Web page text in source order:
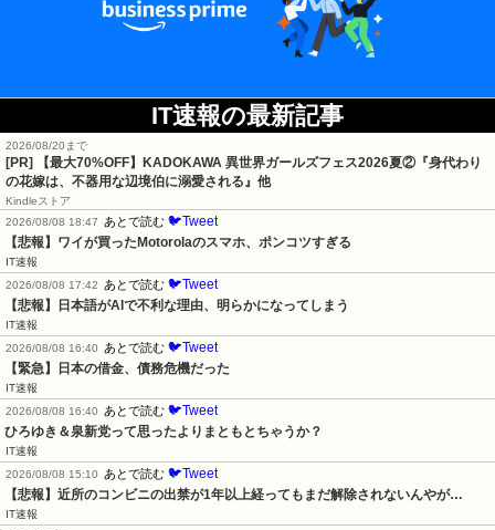
IT速報の最新記事
2026/08/20まで
[PR] 【最大70%OFF】KADOKAWA 異世界ガールズフェス2026夏②『身代わり
の花嫁は、不器用な辺境伯に溺愛される』他
Kindleストア
2026/08/08 18:47
あとで読む 🐦Tweet
【悲報】ワイが買ったMotorolaのスマホ、ポンコツすぎる
IT速報
2026/08/08 17:42
あとで読む 🐦Tweet
【悲報】日本語がAIで不利な理由、明らかになってしまう
IT速報
2026/08/08 16:40
あとで読む 🐦Tweet
【緊急】日本の借金、債務危機だった
IT速報
2026/08/08 16:40
あとで読む 🐦Tweet
ひろゆき＆泉新党って思ったよりまともとちゃうか？
IT速報
2026/08/08 15:10
あとで読む 🐦Tweet
【悲報】近所のコンビニの出禁が1年以上経ってもまだ解除されないんやが…
IT速報